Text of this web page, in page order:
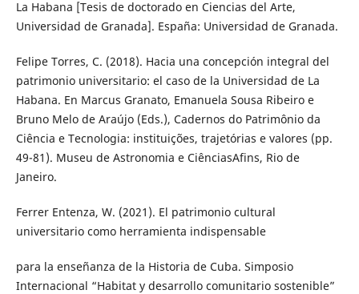
La Habana [Tesis de doctorado en Ciencias del Arte,
Universidad de Granada]. España: Universidad de Granada.
Felipe Torres, C. (2018). Hacia una concepción integral del
patrimonio universitario: el caso de la Universidad de La
Habana. En Marcus Granato, Emanuela Sousa Ribeiro e
Bruno Melo de Araújo (Eds.), Cadernos do Patrimônio da
Ciência e Tecnologia: instituições, trajetórias e valores (pp.
49-81). Museu de Astronomia e CiênciasAfins, Rio de
Janeiro.
Ferrer Entenza, W. (2021). El patrimonio cultural
universitario como herramienta indispensable
para la enseñanza de la Historia de Cuba. Simposio
Internacional “Habitat y desarrollo comunitario sostenible”